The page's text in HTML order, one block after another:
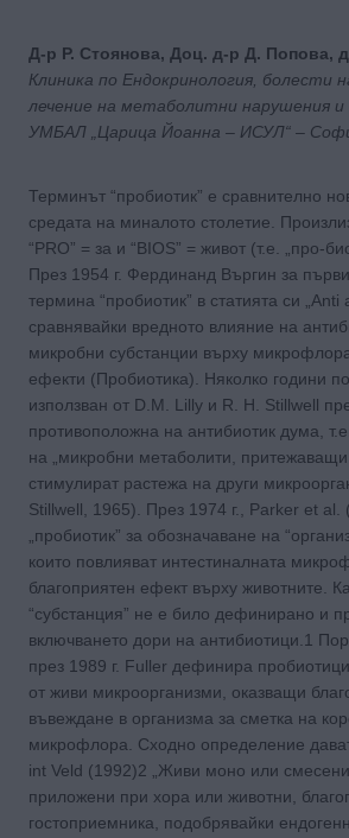
Д-р Р. Стоянова, Доц. д-р Д. Попова,
Клиника по Ендокринология, болести
лечение на метаболитни нарушения
УМБАЛ „Царица Йоанна – ИСУЛ“ –
Терминът “пробиотик” е сравнително
средата на миналото столетие.
“PRO” = за и “BIOS” = живот (т.е. „про-
През 1954 г. Фердинанд Въргин за
термина “пробиотик” в статията си „Anti
сравнявайки вредното влияние на
микробни субстанции върху
ефекти (Пробиотика). Няколко години
използван от D.M. Lilly и R. H. Stillwell
противоположна на антибиотик дума,
на „микробни метаболити,
стимулират растежа на други
Stillwell, 1965). През 1974 г., Parker et al.
„пробиотик” за обозначаване на
които повлияват интестиналната
благоприятен ефект върху животните.
“субстанция” не е било дефинирано и
включването дори на антибиотици.1
през 1989 г. Fuller дефинира
от живи микроорганизми, оказващи
въвеждане в организма за сметка на
микрофлора. Сходно определение
int Veld (1992)2 „Живи моно или смесени
приложени при хора или животни,
гостоприемника, подобрявайки